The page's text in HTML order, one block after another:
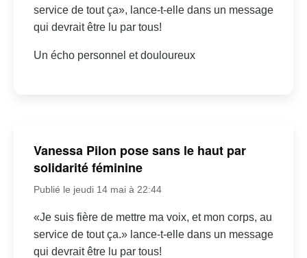
service de tout ça», lance-t-elle dans un message
qui devrait être lu par tous!
Un écho personnel et douloureux
Vanessa Pilon pose sans le haut par
solidarité féminine
Publié le jeudi 14 mai à 22:44
«Je suis fière de mettre ma voix, et mon corps, au
service de tout ça.» lance-t-elle dans un message
qui devrait être lu par tous!